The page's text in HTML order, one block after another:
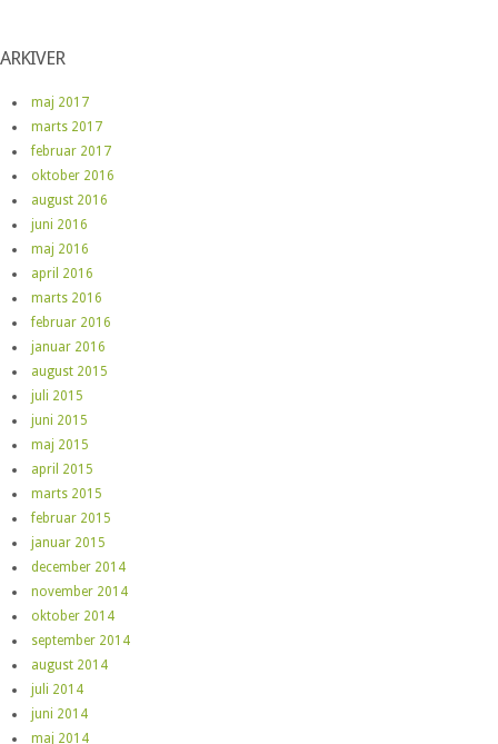
ARKIVER
maj 2017
marts 2017
februar 2017
oktober 2016
august 2016
juni 2016
maj 2016
april 2016
marts 2016
februar 2016
januar 2016
august 2015
juli 2015
juni 2015
maj 2015
april 2015
marts 2015
februar 2015
januar 2015
december 2014
november 2014
oktober 2014
september 2014
august 2014
juli 2014
juni 2014
maj 2014